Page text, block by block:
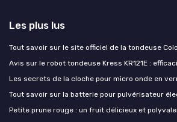
Les plus lus
Tout savoir sur le site officiel de la tondeuse
Avis sur le robot tondeuse Kress KR121E :
Les secrets de la cloche pour micro onde en
Tout savoir sur la batterie pour pulvérisateur
Petite prune rouge : un fruit délicieux et